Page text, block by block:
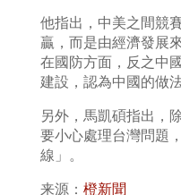
他指出，中美之間競
贏，而是由經濟發展
在國防方面，反之中
建設，認為中國的做
另外，馬凱碩指出，
要小心處理台灣問題
線」。
来源： 橙新聞